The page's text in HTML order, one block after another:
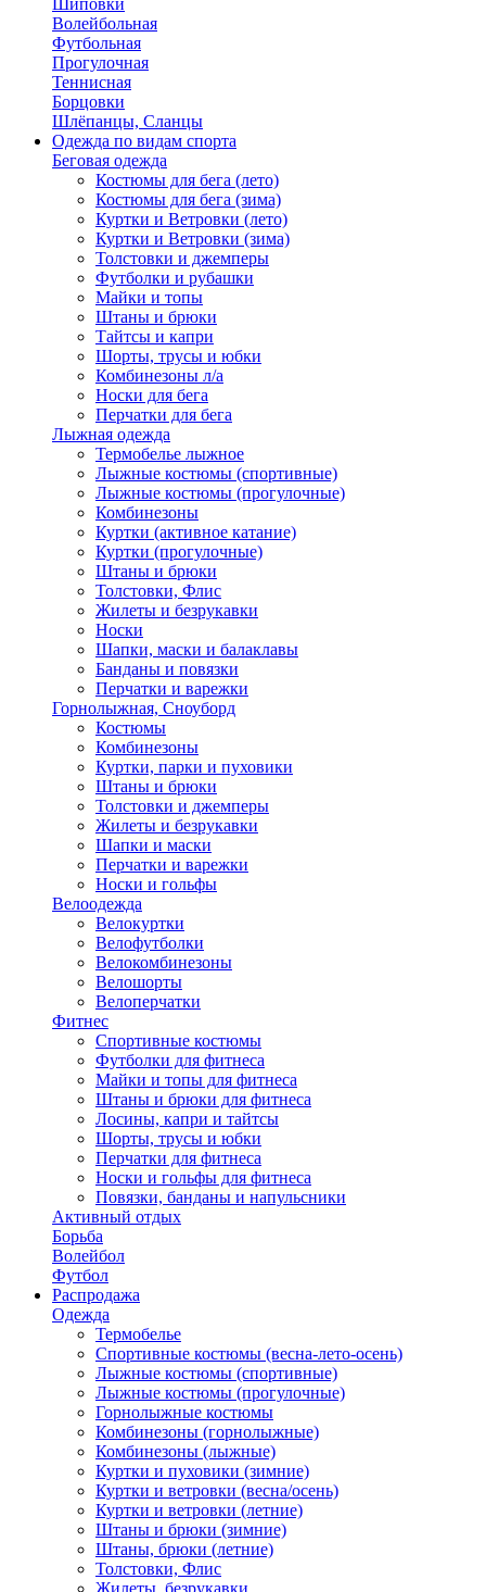
Шиповки
Волейбольная
Футбольная
Прогулочная
Теннисная
Борцовки
Шлёпанцы, Сланцы
Одежда по видам спорта
Беговая одежда
Костюмы для бега (лето)
Костюмы для бега (зима)
Куртки и Ветровки (лето)
Куртки и Ветровки (зима)
Толстовки и джемперы
Футболки и рубашки
Майки и топы
Штаны и брюки
Тайтсы и капри
Шорты, трусы и юбки
Комбинезоны л/а
Носки для бега
Перчатки для бега
Лыжная одежда
Термобелье лыжное
Лыжные костюмы (спортивные)
Лыжные костюмы (прогулочные)
Комбинезоны
Куртки (активное катание)
Куртки (прогулочные)
Штаны и брюки
Толстовки, Флис
Жилеты и безрукавки
Носки
Шапки, маски и балаклавы
Банданы и повязки
Перчатки и варежки
Горнолыжная, Сноуборд
Костюмы
Комбинезоны
Куртки, парки и пуховики
Штаны и брюки
Толстовки и джемперы
Жилеты и безрукавки
Шапки и маски
Перчатки и варежки
Носки и гольфы
Велоодежда
Велокуртки
Велофутболки
Велокомбинезоны
Велошорты
Велоперчатки
Фитнес
Спортивные костюмы
Футболки для фитнеса
Майки и топы для фитнеса
Штаны и брюки для фитнеса
Лосины, капри и тайтсы
Шорты, трусы и юбки
Перчатки для фитнеса
Носки и гольфы для фитнеса
Повязки, банданы и напульсники
Активный отдых
Борьба
Волейбол
Футбол
Распродажа
Одежда
Термобелье
Спортивные костюмы (весна-лето-осень)
Лыжные костюмы (спортивные)
Лыжные костюмы (прогулочные)
Горнолыжные костюмы
Комбинезоны (горнолыжные)
Комбинезоны (лыжные)
Куртки и пуховики (зимние)
Куртки и ветровки (весна/осень)
Куртки и ветровки (летние)
Штаны и брюки (зимние)
Штаны, брюки (летние)
Толстовки, Флис
Жилеты, безрукавки